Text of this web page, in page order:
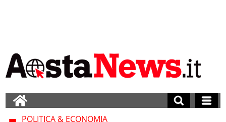
POLITICA & ECONOMIA